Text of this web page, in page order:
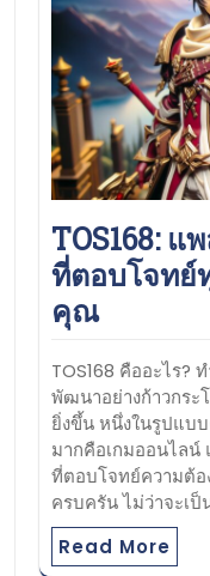
TOS168:
ที่ตอบโจทย์
คุณ
TOS168 คืออะไร?
พัฒนาอย่างก้าวกระ
ยิ่งขึ้น หนึ่งในรูปแบ
มากคือเกมออนไลน์
ที่ตอบโจทย์ความต้อ
ครบครัน ไม่ว่าจะเ
Read More